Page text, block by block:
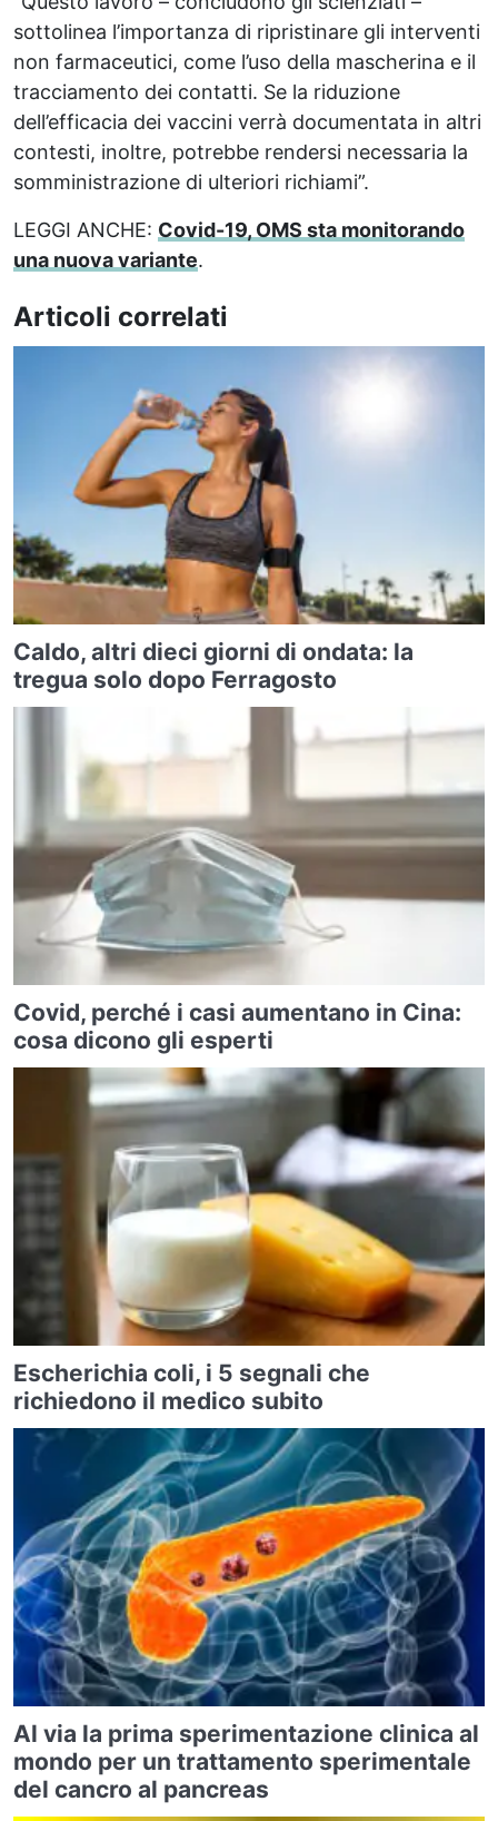
sottolinea l’importanza di ripristinare gli interventi
non farmaceutici, come l’uso della mascherina e il
tracciamento dei contatti. Se la riduzione
dell’efficacia dei vaccini verrà documentata in altri
contesti, inoltre, potrebbe rendersi necessaria la
somministrazione di ulteriori richiami”.
LEGGI ANCHE: Covid-19, OMS sta monitorando
una nuova variante.
Articoli correlati
Caldo, altri dieci giorni di ondata: la
tregua solo dopo Ferragosto
Covid, perché i casi aumentano in Cina:
cosa dicono gli esperti
Escherichia coli, i 5 segnali che
richiedono il medico subito
Al via la prima sperimentazione clinica al
mondo per un trattamento sperimentale
del cancro al pancreas